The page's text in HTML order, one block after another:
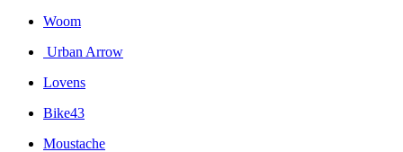
Woom
Urban Arrow
Lovens
Bike43
Moustache